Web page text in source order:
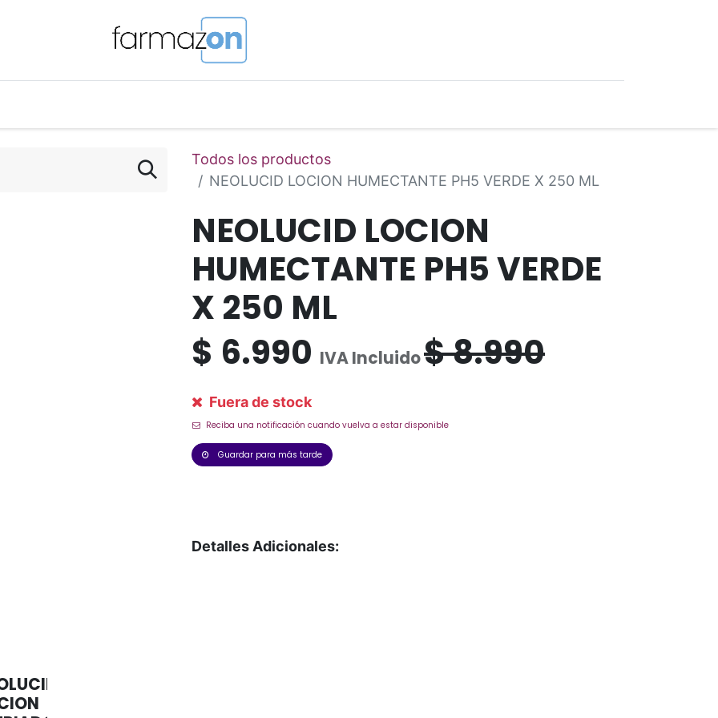
Todos los productos
NEOLUCID LOCION HUMECTANTE PH5 VERDE X 250 ML
NEOLUCID LOCION
HUMECTANTE PH5 VERDE
X 250 ML
$ 6.990 IVA Incluido$8.990
Fuera de stock
Reciba una notificación cuando vuelva a estar disponible
Guardar para más tarde
Detalles Adicionales: